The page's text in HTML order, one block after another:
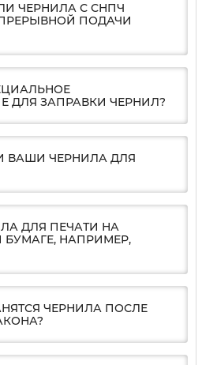
ЧЕРНИЛА С СНПЧ
ПОДАЧИ
ДЛЯ ЗАПРАВКИ ЧЕРНИЛ?
ВАШИ ЧЕРНИЛА ДЛЯ
ДЛЯ ПЕЧАТИ НА
НАПРИМЕР,
ЧЕРНИЛА ПОСЛЕ